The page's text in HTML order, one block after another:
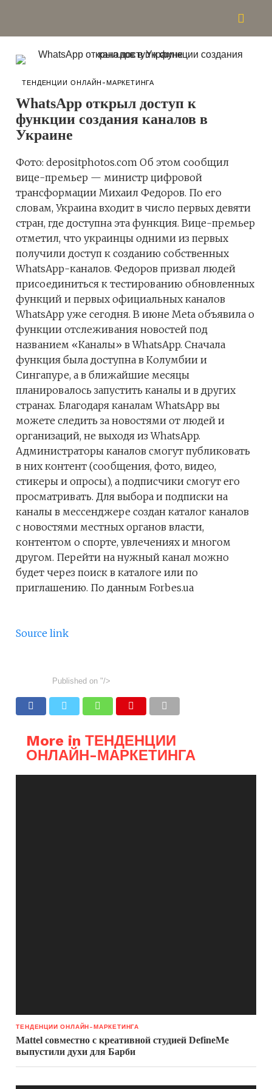
ТЕНДЕНЦИИ ОНЛАЙН-МАРКЕТИНГА
WhatsApp открыл доступ к
функции создания каналов в
Украине
Фото: depositphotos.com Об этом сообщил
вице-премьер — министр цифровой
трансформации Михаил Федоров. По его
словам, Украина входит в число первых девяти
стран, где доступна эта функция. Вице-премьер
отметил, что украинцы одними из первых
получили доступ к созданию собственных
WhatsApp-каналов. Федоров призвал людей
присоединиться к тестированию обновленных
функций и первых официальных каналов
WhatsApp уже сегодня. В июне Meta объявила о
функции отслеживания новостей под
названием «Каналы» в WhatsApp. Сначала
функция была доступна в Колумбии и
Сингапуре, а в ближайшие месяцы
планировалось запустить каналы и в других
странах. Благодаря каналам WhatsApp вы
можете следить за новостями от людей и
организаций, не выходя из WhatsApp.
Администраторы каналов смогут публиковать
в них контент (сообщения, фото, видео,
стикеры и опросы), а подписчики смогут его
просматривать. Для выбора и подписки на
каналы в мессенджере создан каталог каналов
с новостями местных органов власти,
контентом о спорте, увлечениях и многом
другом. Перейти на нужный канал можно
будет через поиск в каталоге или по
приглашению. По данным Forbes.ua
Source link
Published on "/>
More in ТЕНДЕНЦИИ
ОНЛАЙН-МАРКЕТИНГА
ТЕНДЕНЦИИ ОНЛАЙН-МАРКЕТИНГА
Mattel совместно с креативной студией DefineMe
выпустили духи для Барби